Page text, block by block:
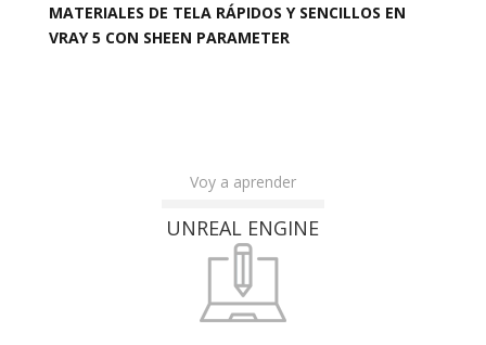
MATERIALES DE TELA RÁPIDOS Y SENCILLOS EN
VRAY 5 CON SHEEN PARAMETER
Voy a aprender
UNREAL ENGINE